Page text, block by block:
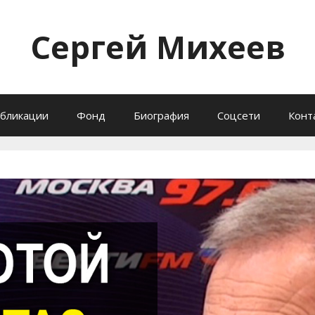
Сергей Михеев
Фонд Биография Соцсети